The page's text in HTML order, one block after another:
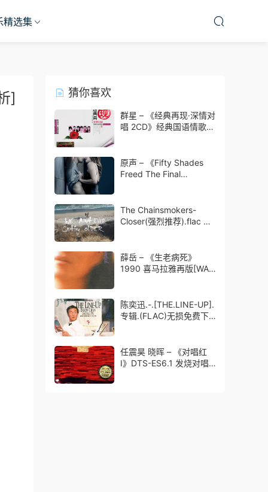
精选集
] 猜你喜欢
群星 – 《经典再现·深情对
唱 2CD》经典国语情歌对
原声 – 《Fifty Shades
Freed The Final
免费无损免费下载
The Chainsmokers-
Closer(强烈推荐).flac 无
薛岳 – 《生老病死》
1990 喜马拉雅再版[WAV
陈奕迅.-.[THE.LINE-UP].
专辑.(FLAC)无损免费下
任震昊 晓晖 – 《对唱红
Ⅰ》DTS-ES6.1 发烧对唱